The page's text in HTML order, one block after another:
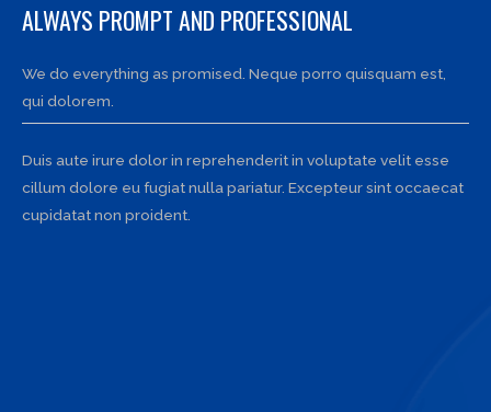
ALWAYS PROMPT AND PROFESSIONAL
We do everything as promised. Neque porro quisquam est,
qui dolorem.
Duis aute irure dolor in reprehenderit in voluptate velit esse
cillum dolore eu fugiat nulla pariatur. Excepteur sint occaecat
cupidatat non proident.